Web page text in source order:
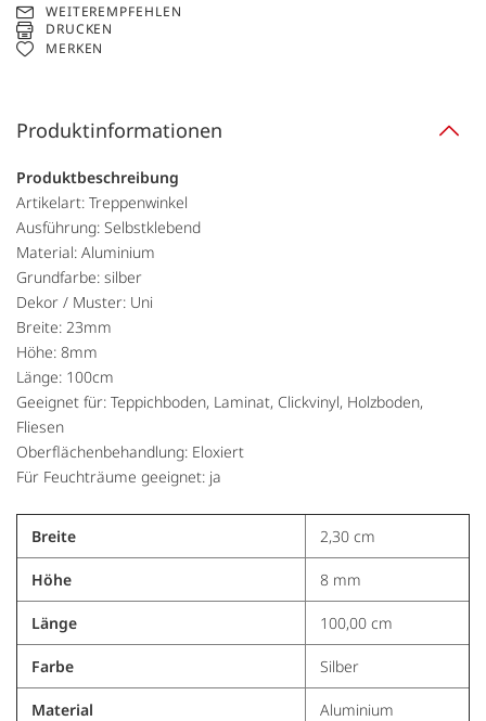
WEITEREMPFEHLEN
DRUCKEN
MERKEN
Produktinformationen
Produktbeschreibung
Artikelart: Treppenwinkel
Ausführung: Selbstklebend
Material: Aluminium
Grundfarbe: silber
Dekor / Muster: Uni
Breite: 23mm
Höhe: 8mm
Länge: 100cm
Geeignet für: Teppichboden, Laminat, Clickvinyl, Holzboden,
Fliesen
Oberflächenbehandlung: Eloxiert
Für Feuchträume geeignet: ja
Breite 2,30 cm
Höhe 8 mm
Länge 100,00 cm
Farbe Silber
Material Aluminium